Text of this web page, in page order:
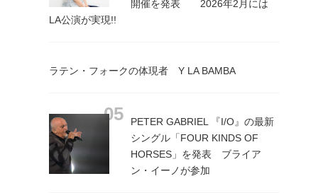
開催を発表 2026年2月には
LA公演が実現!!
ラテン・フォークの体現者 Y LA BAMBA
PETER GABRIEL 『I/O』の最新
シングル「FOUR KINDS OF
HORSES」を発表 ブライア
ン・イーノが参加